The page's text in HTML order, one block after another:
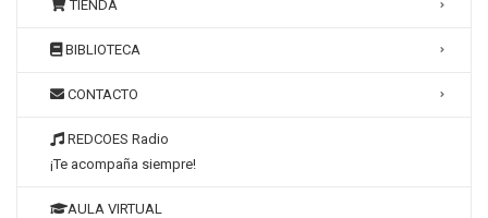
TIENDA
BIBLIOTECA
CONTACTO
REDCOES Radio
¡Te acompaña siempre!
AULA VIRTUAL